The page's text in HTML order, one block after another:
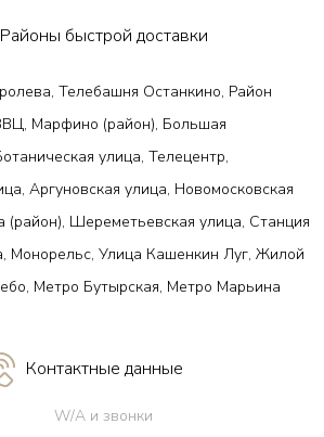
Районы быстрой доставки
Телебашня Останкино, Район
Марфино (район), Большая
улица, Телецентр,
Аргуновская улица, Новомосковская
Шереметьевская улица, Станция
Монорельс, Улица Кашенкин Луг, Жилой
Метро Бутырская, Метро Марьина
Контактные данные
W/A и звонки